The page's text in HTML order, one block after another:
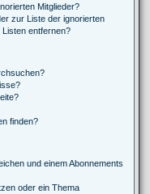
Mitglieder?
zur Liste der ignorierten
entfernen?
finden?
und einem Abonnements
oder ein Thema